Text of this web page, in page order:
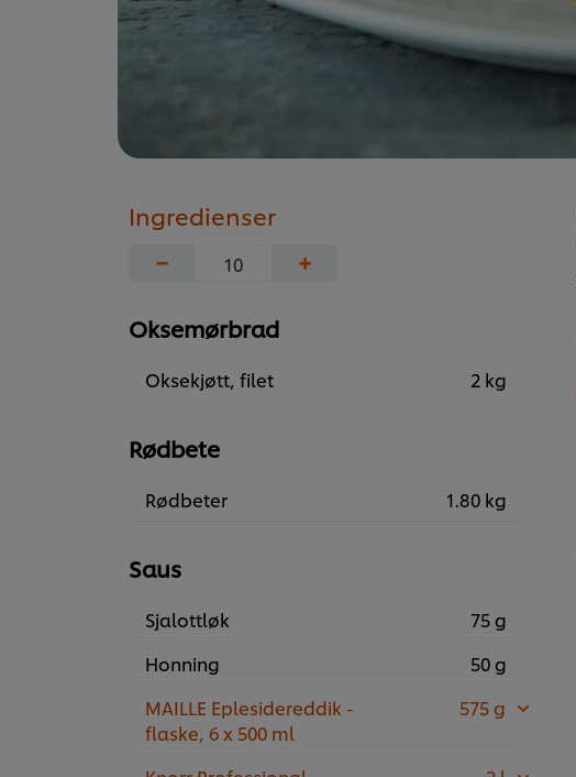
Ingredienser
−
+
Oksemørbrad
Oksekjøtt, filet 2 kg
Rødbete
Rødbeter 1.80 kg
Saus
Sjalottløk
75 g
Honning
50 g
MAILLE Eplesidereddik -
flaske, 6 x 500 ml
575 g